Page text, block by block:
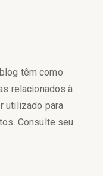
têm como
relacionados à
utilizado para
Consulte seu